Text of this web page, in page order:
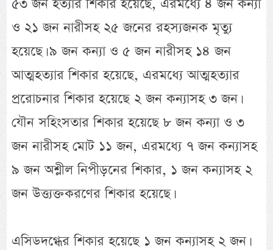
৫৩ জন হত্যার শিকার হয়েছে, এরমধ্যে ৪ জন কন্যা
ও ২১ জন নারীসহ ২৫ জনের রহস্যজনক মৃত্যু
হয়েছে। ৯ জন কন্যা ও ৫ জন নারীসহ ১৪ জন
আত্মহত্যার শিকার হয়েছে, এরমধ্যে আত্মহত্যার
প্ররোচনার শিকার হয়েছে ২ জন কন্যাসহ ৩ জন।
যৌন সহিংসতার শিকার হয়েছে ৮ জন কন্যা ও ৩
জন নারীসহ মোট ১১ জন, এরমধ্যে ৭ জন কন্যাসহ
৯ জন অশ্লীল নিপীড়নের শিকার, ১ জন কন্যাসহ ২
জন উত্ত্যক্তকরণের শিকার হয়েছে।
এসিডদগ্ধের শিকার হয়েছে ১ জন কন্যাসহ ২ জন।